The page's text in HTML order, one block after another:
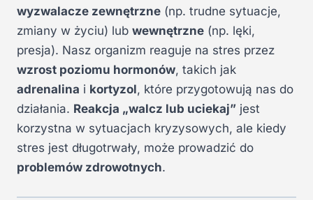
wyzwalacze zewnętrzne (np. trudne sytuacje,
zmiany w życiu) lub wewnętrzne (np. lęki,
presja). Nasz organizm reaguje na stres przez
wzrost poziomu hormonów, takich jak
adrenalina i kortyzol, które przygotowują nas do
działania. Reakcja „walcz lub uciekaj” jest
korzystna w sytuacjach kryzysowych, ale kiedy
stres jest długotrwały, może prowadzić do
problemów zdrowotnych.